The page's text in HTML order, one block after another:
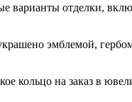
варианты отделки,
эмблемой,
кольцо на заказ в